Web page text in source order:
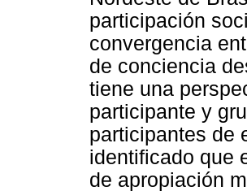
participación
convergencia
de conciencia
tiene una
participante y
participantes de
identificado que
de apropiación